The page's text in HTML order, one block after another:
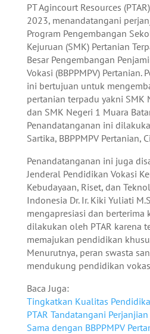
PT Agincourt Resources
2023, menandatangani
Program Pengembangan
Kejuruan (SMK) Pertanian
Besar Pengembangan
Vokasi (BBPPMPV) Pertanian.
ini bertujuan untuk
pertanian terpadu yakni SMK
dan SMK Negeri 1 Muara
Penandatanganan ini
Sartika, BBPPMPV Pertanian,
Penandatanganan ini juga
Jenderal Pendidikan Vokasi
Kebudayaan, Riset, dan
Indonesia Dr. Ir. Kiki Yuliati
mengapresiasi dan berterima
dilakukan oleh PTAR karena
memajukan pendidikan
Menurutnya, peran swasta
mendukung pendidikan
Baca Juga:
Tingkatkan Kualitas
PTAR Tandatangani Perjanjian
Sama dengan BBPPMPV